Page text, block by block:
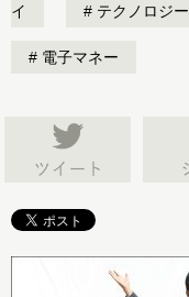
イ テクノロジー
電子マネー